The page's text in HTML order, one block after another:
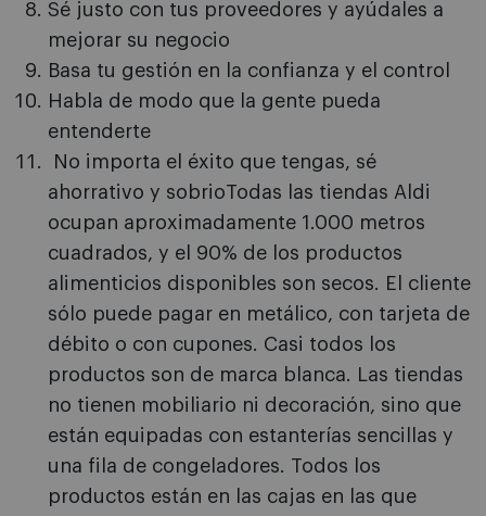
Sé justo con tus proveedores y ayúdales a
mejorar su negocio
Basa tu gestión en la confianza y el control
Habla de modo que la gente pueda
entenderte
No importa el éxito que tengas, sé
ahorrativo y sobrioTodas las tiendas Aldi
ocupan aproximadamente 1.000 metros
cuadrados, y el 90% de los productos
alimenticios disponibles son secos. El cliente
sólo puede pagar en metálico, con tarjeta de
débito o con cupones. Casi todos los
productos son de marca blanca. Las tiendas
no tienen mobiliario ni decoración, sino que
están equipadas con estanterías sencillas y
una fila de congeladores. Todos los
productos están en las cajas en las que